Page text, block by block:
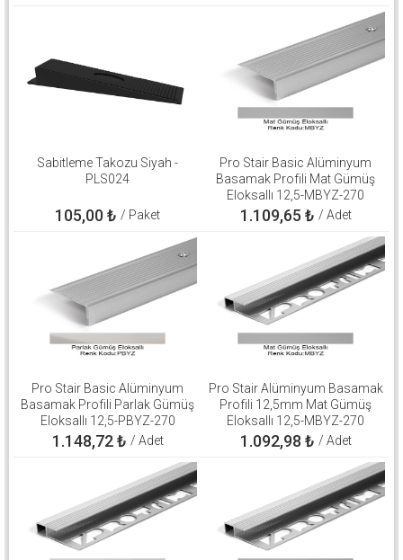
Sabitleme Takozu Siyah -
PLS024
105,00₺ / Paket
Pro Stair Basic Alüminyum
Basamak Profili Mat Gümüş
Eloksallı 12,5-MBYZ-270
1.109,65 ₺ / Adet
Pro Stair Basic Alüminyum
Basamak Profili Parlak Gümüş
Eloksallı 12,5-PBYZ-270
1.148,72₺ / Adet
Pro Stair Alüminyum Basamak
Profili 12,5mm Mat Gümüş
Eloksallı 12,5-MBYZ-270
1.092,98 ₺ / Adet